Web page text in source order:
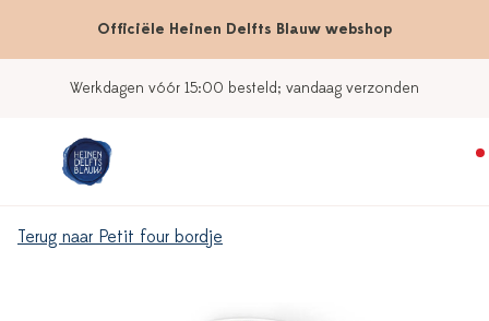
Officiële Heinen Delfts Blauw webshop
Werkdagen vóór 15:00 besteld; vandaag verzonden
Terug naar Petit four bordje